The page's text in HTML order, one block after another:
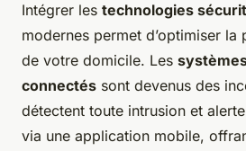
Intégrer les technologies
modernes permet d’optimiser
de votre domicile. Les
connectés sont devenus des
détectent toute intrusion et
via une application mobile,